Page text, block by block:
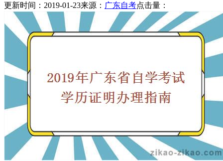
更新时间：2019-01-23来源： 广东自考点击量：